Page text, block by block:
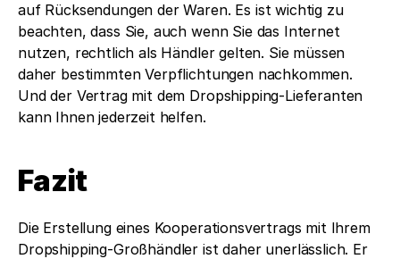
auf Rücksendungen der Waren. Es ist wichtig zu
beachten, dass Sie, auch wenn Sie das Internet
nutzen, rechtlich als Händler gelten. Sie müssen
daher bestimmten Verpflichtungen nachkommen.
Und der Vertrag mit dem Dropshipping-Lieferanten
kann Ihnen jederzeit helfen.
Fazit
Die Erstellung eines Kooperationsvertrags mit Ihrem
Dropshipping-Großhändler ist daher unerlässlich. Er